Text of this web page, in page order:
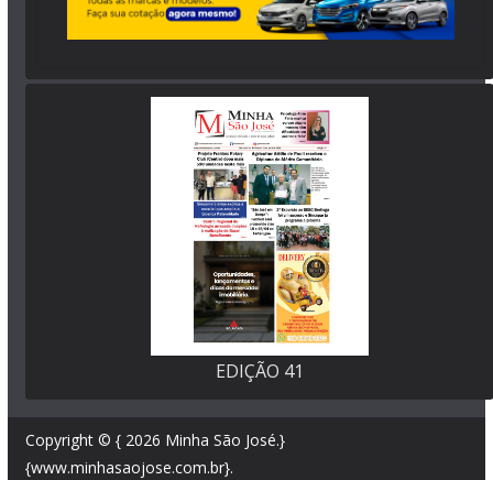
EDIÇÃO 41
Copyright © { 2026 Minha São José.}
{www.minhasaojose.com.br}.